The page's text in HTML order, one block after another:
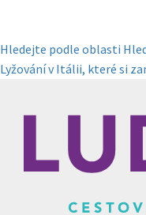
Hledejte podle oblasti
Lyžování v Itálii, které si